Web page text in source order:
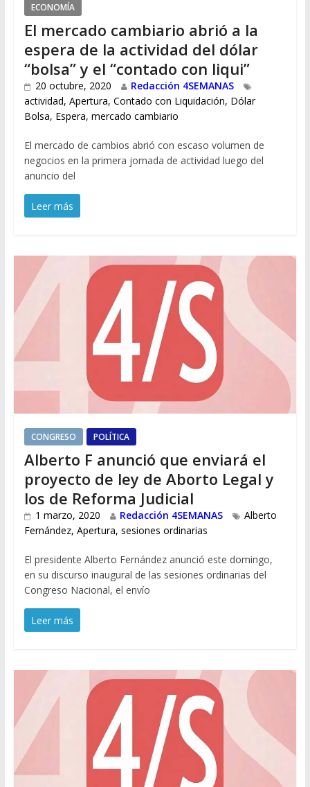
ECONOMÍA
El mercado cambiario abrió a la
espera de la actividad del dólar
“bolsa” y el “contado con liqui”
20 octubre, 2020
Redacción 4SEMANAS
actividad, Apertura, Contado con Liquidación, Dólar
Bolsa, Espera, mercado cambiario
El mercado de cambios abrió con escaso volumen de
negocios en la primera jornada de actividad luego del
anuncio del
Leer más
CONGRESO POLÍTICA
Alberto F anunció que enviará el
proyecto de ley de Aborto Legal y
los de Reforma Judicial
1 marzo, 2020 Redacción 4SEMANAS
Alberto
Fernández, Apertura, sesiones ordinarias
El presidente Alberto Fernández anunció este domingo,
en su discurso inaugural de las sesiones ordinarias del
Congreso Nacional, el envío
Leer más